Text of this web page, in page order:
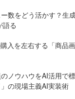
数をどう活かす？生
語る
入を左右する「商品
ノウハウをAI活用で
の現場主義AI実装術